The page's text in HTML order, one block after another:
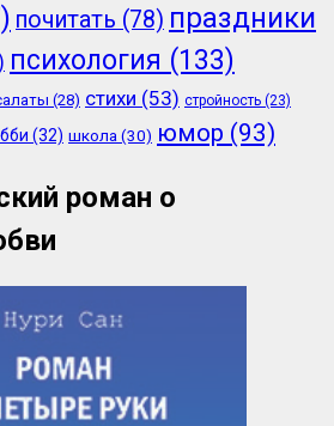
почитать (78) праздники
психология (133)
(28) стихи (53) стройность (23)
(32) школа(30) юмор (93)
роман о